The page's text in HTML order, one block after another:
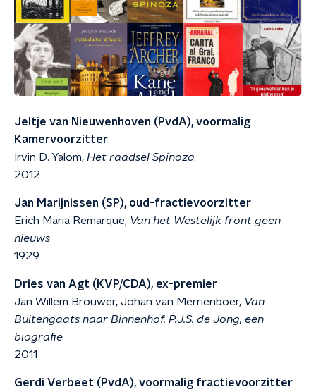
Jeltje van Nieuwenhoven (PvdA), voormalig
Kamervoorzitter
Irvin D. Yalom, Het raadsel Spinoza
2012
Jan Marijnissen (SP), oud-fractievoorzitter
Erich Maria Remarque, Van het Westelijk front geen
nieuws
1929
Dries van Agt (KVP/CDA), ex-premier
Jan Willem Brouwer, Johan van Merriënboer, Van
Buitengaats naar Binnenhof. P.J.S. de Jong, een
biografie
2011
Gerdi Verbeet (PvdA), voormalig fractievoorzitter